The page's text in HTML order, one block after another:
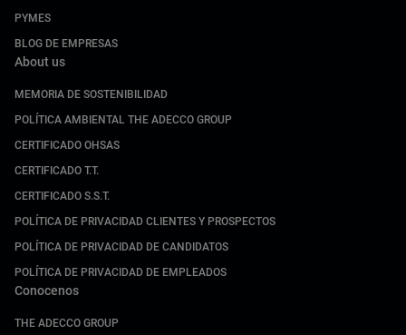
PYMES
BLOG DE EMPRESAS
About us
MEMORIA DE SOSTENIBILIDAD
POLÍTICA AMBIENTAL THE ADECCO GROUP
CERTIFICADO OHSAS
CERTIFICADO T.T.
CERTIFICADO S.S.T.
POLÍTICA DE PRIVACIDAD CLIENTES Y PROSPECTOS
POLÍTICA DE PRIVACIDAD DE CANDIDATOS
POLÍTICA DE PRIVACIDAD DE EMPLEADOS
Conocenos
THE ADECCO GROUP